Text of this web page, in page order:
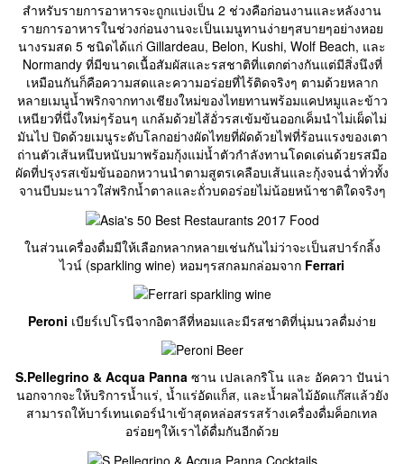
สำหรับรายการอาหารจะถูกแบ่งเป็น 2 ช่วงคือก่อนงานและหลังงาน
รายการอาหารในช่วงก่อนงานจะเป็นเมนูทานง่ายๆสบายๆอย่างหอย
นางรมสด 5 ชนิดได้แก่ Gillardeau, Belon, Kushi, Wolf Beach, และ
Normandy ที่มีขนาดเนื้อสัมผัสและรสชาติที่แตกต่างกันแต่มีสิ่งนึงที่
เหมือนกันก็คือความสดและความอร่อยที่ไร้ติดจริงๆ ตามด้วยหลาก
หลายเมนูน้ำพริกจากทางเชียงใหม่ของไทยทานพร้อมแคปหมูและข้าว
เหนียวที่นึ่งใหม่ๆร้อนๆ แกล้มด้วยไส้อั่วรสเข้มข้นออกเค็มนำไม่เผ็ดไม่
มันไป ปิดด้วยเมนูระดับโลกอย่างผัดไทยที่ผัดด้วยไฟที่ร้อนแรงของเตา
ถ่านตัวเส้นหนึบหนับมาพร้อมกุ้งแม่น้ำตัวกำลังทานโดดเด่นด้วยรสมือ
ผัดที่ปรุงรสเข้มข้นออกหวานนำตามสูตรเคลือบเส้นและกุ้งจนฉ่ำทั่วทั้ง
จานบีบมะนาวใส่พริกน้ำตาลและถั่วบดอร่อยไม่น้อยหน้าชาติใดจริงๆ
ในส่วนเครื่องดื่มมีให้เลือกหลากหลายเช่นกันไม่ว่าจะเป็นสปาร์กลิ้ง
ไวน์ (sparkling wine) หอมๆรสกลมกล่อมจาก Ferrari
Peroni เบียร์เปโรนีจากอิตาลีที่หอมและมีรสชาติที่นุ่มนวลดื่มง่าย
S.Pellegrino & Acqua Pannaซาน เปลเลกริโน และ อัคควา ปันน่า
นอกจากจะให้บริการน้ำแร่, น้ำแร่อัดแก็ส, และน้ำผลไม้อัดแก๊สแล้วยัง
สามารถให้บาร์เทนเดอร์นำเข้าสุดหล่อสรรสร้างเครื่องดื่มค็อกเทล
อร่อยๆให้เราได้ดื่มกันอีกด้วย